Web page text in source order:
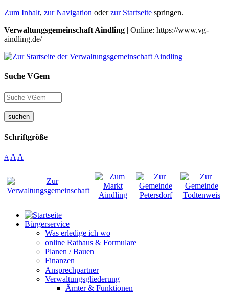
Zum Inhalt, zur Navigation oderzur Startseite springen.
Verwaltungsgemeinschaft Aindling | Online: https://www.vg-
aindling.de/
Suche VGem
suchen
Schriftgröße
A A A
Bürgerservice
Was erledige ich wo
online Rathaus & Formulare
Planen / Bauen
Finanzen
Ansprechpartner
Verwaltungsgliederung
Ämter & Funktionen